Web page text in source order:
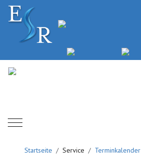
Mobile Menu Toggle
Startseite Service
Terminkalender